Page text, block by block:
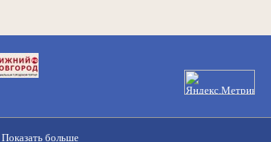
Показать больше